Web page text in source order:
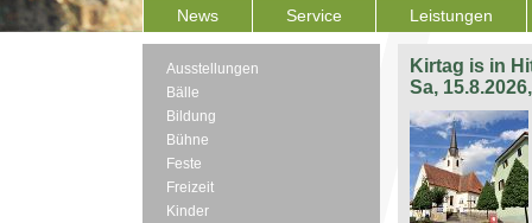
News Service Leistungen
Ausstellungen
Bälle
Bildung
Bühne
Feste
Freizeit
Kinder
Kirtag is in
Sa,